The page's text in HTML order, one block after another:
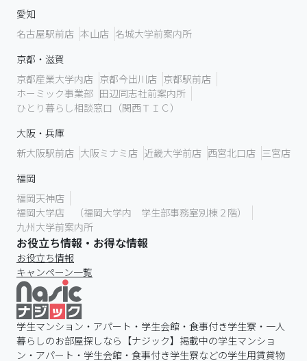
愛知
名古屋駅前店 本山店 名城大学前案内所
京都・滋賀
京都産業大学内店 京都今出川店 京都駅前店
ホーミック事業部 田辺同志社前案内所
ひとり暮らし相談窓口（関西ＴＩＣ）
大阪・兵庫
新大阪駅前店 大阪ミナミ店 近畿大学前店 西宮北口店 三宮店
福岡
福岡天神店
福岡大学店 （福岡大学内 学生部事務室別棟２階）
九州大学前案内所
お役立ち情報・お得な情報
お役立ち情報
キャンペーン一覧
学生マンション・アパート・学生会館・食事付き学生寮・一人
暮らしのお部屋探しなら【ナジック】掲載中の学生マンショ
ン・アパート・学生会館・食事付き学生寮などの学生用賃貸物